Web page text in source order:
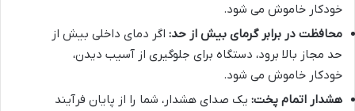
خودکار خاموش می شود.
محافظت در برابر گرمای بیش از حد: اگر دمای داخلی بیش از
حد مجاز بالا برود، دستگاه برای جلوگیری از آسیب دیدن،
خودکار خاموش می شود.
هشدار اتمام پخت: یک صدای هشدار، شما را از پایان فرآیند